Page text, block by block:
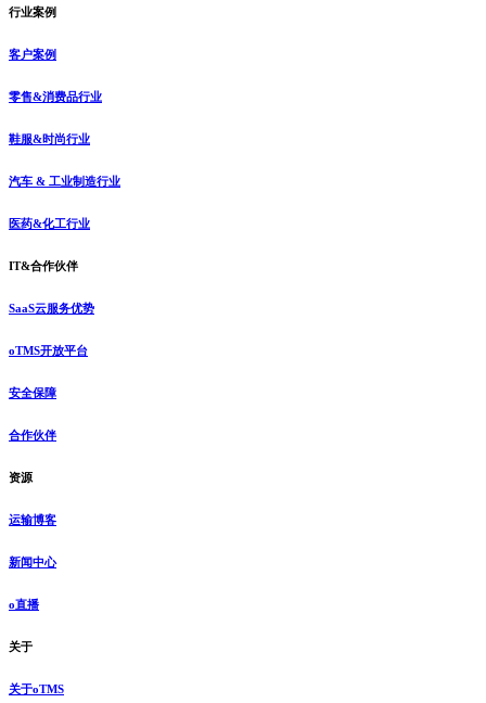
行业案例
客户案例
零售&消费品行业
鞋服&时尚行业
汽车 & 工业制造行业
医药&化工行业
IT&合作伙伴
SaaS云服务优势
oTMS开放平台
安全保障
合作伙伴
资源
运输博客
新闻中心
o直播
关于
关于oTMS